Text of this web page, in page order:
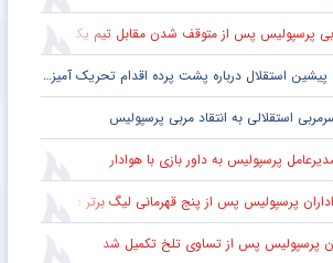
پرسپولیس پس از متوقف شدن مقابل تیم یک استقلالی
استقلال درباره پشت پرده اقدام تحریک آمیز خود مقابل هواداران پرسپولیس
استقلالی به انتقاد مربی پرسپولیس
پرسپولیس به داور بازی با هوادار
پس از پنج قهرمانی لیگ برتر ؛ اتفاقی تاریخی پس از پایان بازی با هوادار
پرسپولیس پس از تساوی تلخ تکمیل شد